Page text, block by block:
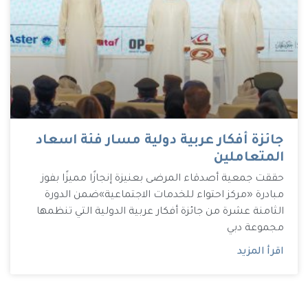
جائزة أفكار عربية دولية مسار فئة اسعاد
المتعاملين
حققت جمعية أصدقاء المرضى بعنيزة إنجازًا مميزًا بفوز
مبادرة «مركز احتواء للخدمات الاجتماعية»ضمن الدورة
الثامنة عشرة من جائزة أفكار عربية الدولية التي تنظمها
مجموعة دبي
اقرأ المزيد